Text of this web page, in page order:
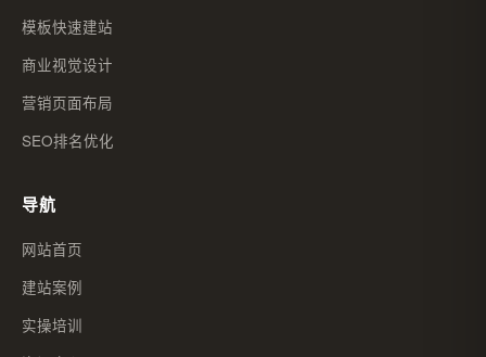
模板快速建站
商业视觉设计
营销页面布局
SEO排名优化
导航
网站首页
建站案例
实操培训